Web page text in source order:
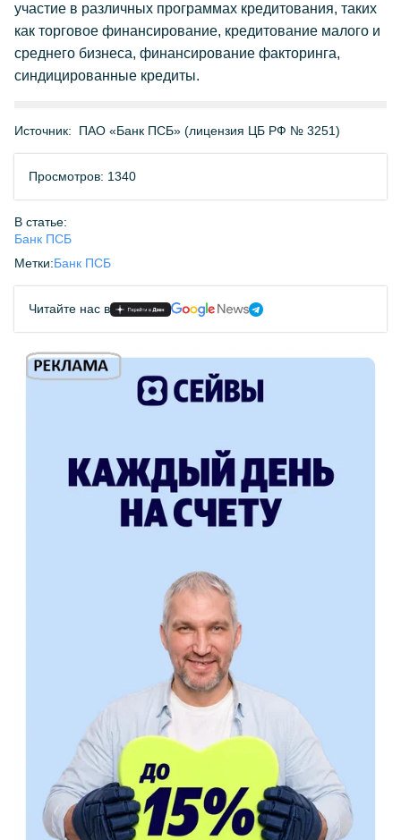
участие в различных программах кредитования, таких
как торговое финансирование, кредитование малого и
среднего бизнеса, финансирование факторинга,
синдицированные кредиты.
Источник: ПАО «Банк ПСБ» (лицензия ЦБ РФ № 3251)
Просмотров: 1340
В статье:
Банк ПСБ
Метки:Банк ПСБ
Читайте нас в